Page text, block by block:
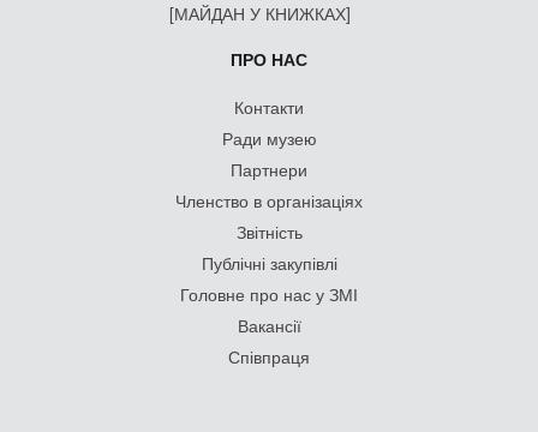
[МАЙДАН У КНИЖКАХ]
ПРО НАС
Контакти
Ради музею
Партнери
Членство в організаціях
Звітність
Публічні закупівлі
Головне про нас у ЗМІ
Вакансії
Співпраця